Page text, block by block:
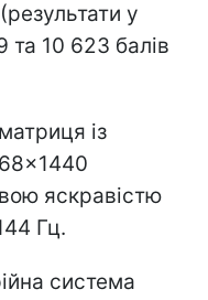
у
10 623 балів
із
яскравістю
Гц.
система